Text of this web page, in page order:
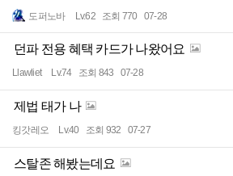
도퍼노바 Lv.62 조회 770 07-28
던파 전용 혜택 카드가 나왔어요
Llawliet Lv.74 조회 843 07-28
제법 태가 나
킹갓레오 Lv.40 조회 932 07-27
스탈존 해봤는데요